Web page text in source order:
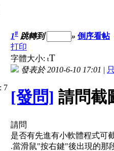
1# 跳轉到 » 倒序看帖
打印
字體大小: tT
發表於 2010-6-10 17:01 |
[發問] 請問截
請問
是否有先進有小軟體程式可
.當滑鼠"按右鍵"後出現的那